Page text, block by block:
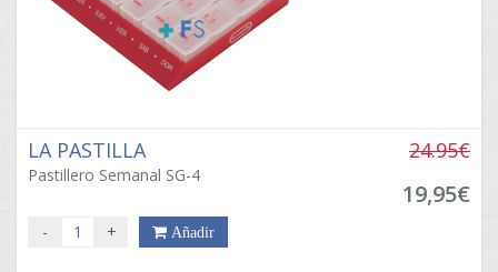
LA PASTILLA
Pastillero Semanal SG-4
24.95€
19,95€
- + Añadir